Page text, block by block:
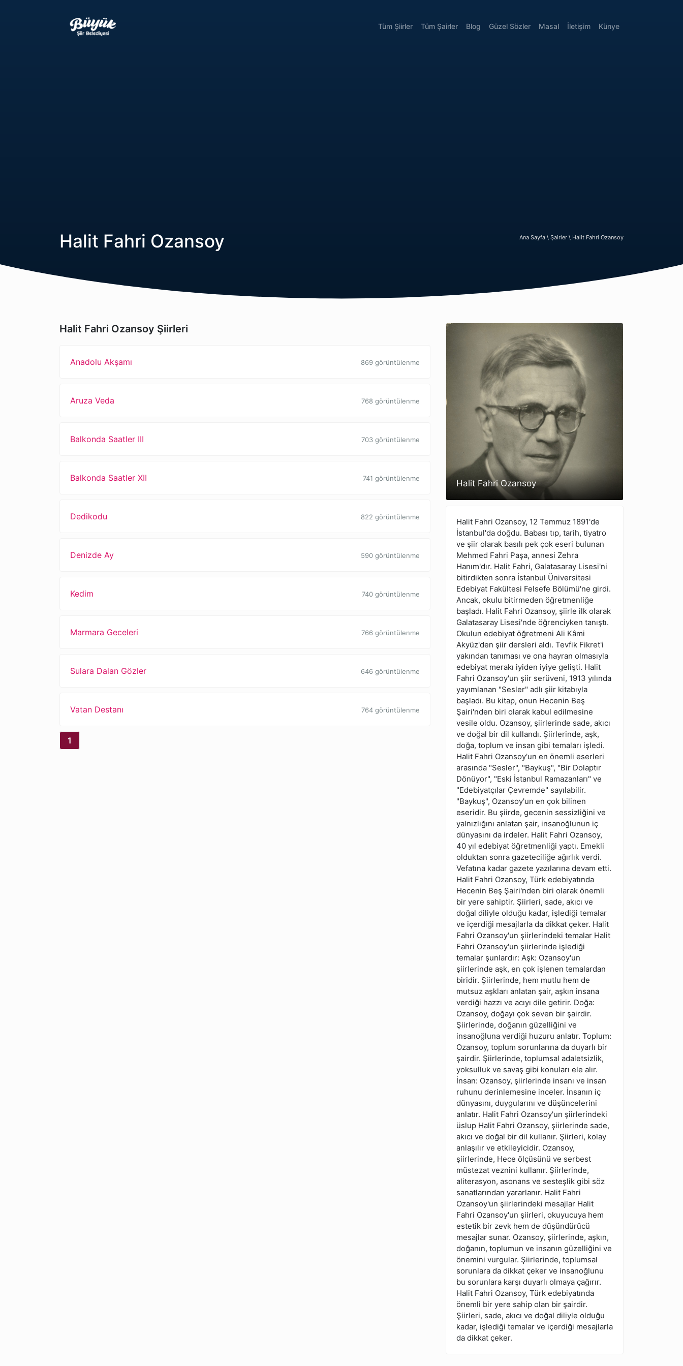
Tüm Şiirler Tüm Şairler Blog Güzel Sözler Masal İletişim Künye
Halit Fahri Ozansoy Ana Sayfa \ Şairler \ Halit Fahri Ozansoy
Halit Fahri Ozansoy Şiirleri
Anadolu Akşamı 869 görüntülenme
Aruza Veda 768 görüntülenme
Balkonda Saatler III 703 görüntülenme
Balkonda Saatler XII 741 görüntülenme
Dedikodu 822 görüntülenme
Denizde Ay 590 görüntülenme
Kedim 740 görüntülenme
Marmara Geceleri 766 görüntülenme
Sulara Dalan Gözler 646 görüntülenme
Vatan Destanı 764 görüntülenme
1
Halit Fahri Ozansoy
Halit Fahri Ozansoy, 12 Temmuz 1891'de
İstanbul'da doğdu. Babası tıp, tarih, tiyatro
ve şiir olarak basılı pek çok eseri bulunan
Mehmed Fahri Paşa, annesi Zehra
Hanım'dır. Halit Fahri, Galatasaray Lisesi'ni
bitirdikten sonra İstanbul Üniversitesi
Edebiyat Fakültesi Felsefe Bölümü'ne girdi.
Ancak, okulu bitirmeden öğretmenliğe
başladı. Halit Fahri Ozansoy, şiirle ilk olarak
Galatasaray Lisesi'nde öğrenciyken tanıştı.
Okulun edebiyat öğretmeni Ali Kâmi
Akyüz'den şiir dersleri aldı. Tevfik Fikret'i
yakından tanıması ve ona hayran olmasıyla
edebiyat merakı iyiden iyiye gelişti. Halit
Fahri Ozansoy'un şiir serüveni, 1913 yılında
yayımlanan "Sesler" adlı şiir kitabıyla
başladı. Bu kitap, onun Hecenin Beş
Şairi'nden biri olarak kabul edilmesine
vesile oldu. Ozansoy, şiirlerinde sade, akıcı
ve doğal bir dil kullandı. Şiirlerinde, aşk,
doğa, toplum ve insan gibi temaları işledi.
Halit Fahri Ozansoy'un en önemli eserleri
arasında "Sesler", "Baykuş", "Bir Dolaptır
Dönüyor", "Eski İstanbul Ramazanları" ve
"Edebiyatçılar Çevremde" sayılabilir.
"Baykuş", Ozansoy'un en çok bilinen
eseridir. Bu şiirde, gecenin sessizliğini ve
yalnızlığını anlatan şair, insanoğlunun iç
dünyasını da irdeler. Halit Fahri Ozansoy,
40 yıl edebiyat öğretmenliği yaptı. Emekli
olduktan sonra gazeteciliğe ağırlık verdi.
Vefatına kadar gazete yazılarına devam etti.
Halit Fahri Ozansoy, Türk edebiyatında
Hecenin Beş Şairi'nden biri olarak önemli
bir yere sahiptir. Şiirleri, sade, akıcı ve
doğal diliyle olduğu kadar, işlediği temalar
ve içerdiği mesajlarla da dikkat çeker. Halit
Fahri Ozansoy'un şiirlerindeki temalar Halit
Fahri Ozansoy'un şiirlerinde işlediği
temalar şunlardır: Aşk: Ozansoy'un
şiirlerinde aşk, en çok işlenen temalardan
biridir. Şiirlerinde, hem mutlu hem de
mutsuz aşkları anlatan şair, aşkın insana
verdiği hazzı ve acıyı dile getirir. Doğa:
Ozansoy, doğayı çok seven bir şairdir.
Şiirlerinde, doğanın güzelliğini ve
insanoğluna verdiği huzuru anlatır. Toplum:
Ozansoy, toplum sorunlarına da duyarlı bir
şairdir. Şiirlerinde, toplumsal adaletsizlik,
yoksulluk ve savaş gibi konuları ele alır.
İnsan: Ozansoy, şiirlerinde insanı ve insan
ruhunu derinlemesine inceler. İnsanın iç
dünyasını, duygularını ve düşüncelerini
anlatır. Halit Fahri Ozansoy'un şiirlerindeki
üslup Halit Fahri Ozansoy, şiirlerinde sade,
akıcı ve doğal bir dil kullanır. Şiirleri, kolay
anlaşılır ve etkileyicidir. Ozansoy,
şiirlerinde, Hece ölçüsünü ve serbest
müstezat veznini kullanır. Şiirlerinde,
aliterasyon, asonans ve sesteşlik gibi söz
sanatlarından yararlanır. Halit Fahri
Ozansoy'un şiirlerindeki mesajlar Halit
Fahri Ozansoy'un şiirleri, okuyucuya hem
estetik bir zevk hem de düşündürücü
mesajlar sunar. Ozansoy, şiirlerinde, aşkın,
doğanın, toplumun ve insanın güzelliğini ve
önemini vurgular. Şiirlerinde, toplumsal
sorunlara da dikkat çeker ve insanoğlunu
bu sorunlara karşı duyarlı olmaya çağırır.
Halit Fahri Ozansoy, Türk edebiyatında
önemli bir yere sahip olan bir şairdir.
Şiirleri, sade, akıcı ve doğal diliyle olduğu
kadar, işlediği temalar ve içerdiği mesajlarla
da dikkat çeker.